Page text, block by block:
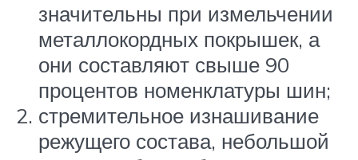
значительны при измельчении
металлокордных покрышек, а
они составляют свыше 90
процентов номенклатуры шин;
стремительное изнашивание
режущего состава, небольшой